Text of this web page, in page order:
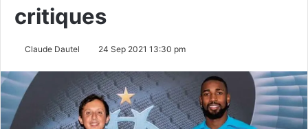
critiques
Claude Dautel 24 Sep 2021 13:30 pm